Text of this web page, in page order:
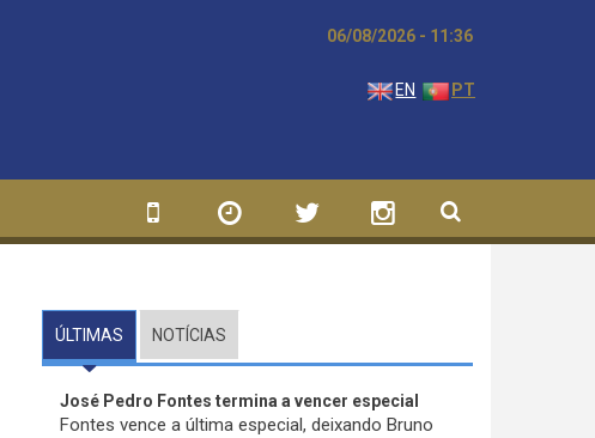
06/08/2026 - 11:36
EN PT
ÚLTIMAS (SEPARADOR ATIVO)
NOTÍCIAS
José Pedro Fontes termina a vencer especial
Fontes vence a última especial, deixando Bruno